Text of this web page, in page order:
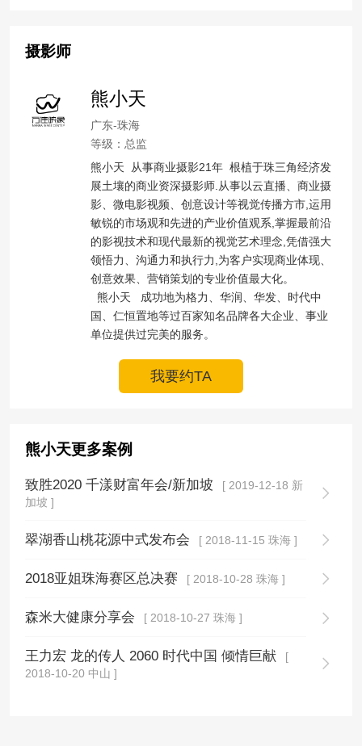
摄影师
熊小天
广东-珠海
等级：总监
熊小天  从事商业摄影21年  根植于珠三角经济发
展土壤的商业资深摄影师.从事以云直播、商业摄
影、微电影视频、创意设计等视觉传播方市,运用
敏锐的市场观和先进的产业价值观系,掌握最前沿
的影视技术和现代最新的视觉艺术理念,凭借强大
领悟力、沟通力和执行力,为客户实现商业体现、
创意效果、营销策划的专业价值最大化。
  熊小天   成功地为格力、华润、华发、时代中
国、仁恒置地等过百家知名品牌各大企业、事业
单位提供过完美的服务。
我要约TA
熊小天更多案例
致胜2020 千漾财富年会/新加坡
[ 2019-12-18 新
加坡 ]
翠湖香山桃花源中式发布会 [ 2018-11-15 珠海 ]
2018亚姐珠海赛区总决赛 [ 2018-10-28 珠海 ]
森米大健康分享会 [ 2018-10-27 珠海 ]
王力宏 龙的传人 2060 时代中国 倾情巨献
[
2018-10-20 中山 ]